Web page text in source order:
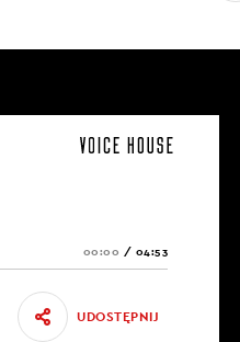
00:00 / 04:53
UDOSTĘPNIJ